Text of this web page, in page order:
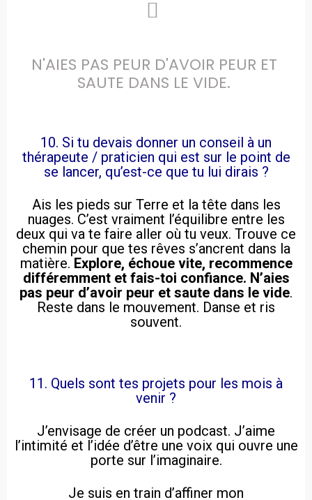
N'AIES PAS PEUR D'AVOIR PEUR ET
SAUTE DANS LE VIDE.
10. Si tu devais donner un conseil à un
thérapeute / praticien qui est sur le point de
se lancer, qu’est-ce que tu lui dirais ?
Ais les pieds sur Terre et la tête dans les
nuages. C’est vraiment l’équilibre entre les
deux qui va te faire aller où tu veux. Trouve ce
chemin pour que tes rêves s’ancrent dans la
matière. Explore, échoue vite, recommence
différemment et fais-toi confiance. N’aies
pas peur d’avoir peur et saute dans le vide.
Reste dans le mouvement. Danse et ris
souvent.
11. Quels sont tes projets pour les mois à
venir ?
J’envisage de créer un podcast. J’aime
l’intimité et l’idée d’être une voix qui ouvre une
porte sur l’imaginaire.
Je suis en train d’affiner mon